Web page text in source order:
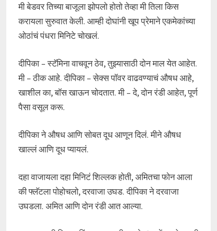
मी बेडवर तिच्या बाजूला झोपलो होतो तेव्हा मी तिला किस
करायला सुरुवात केली. आम्ही दोघांनी खूप प्रेमाने एकमेकांच्या
ओठांचं पंधरा मिनिटे चोखलं.
दीपिका – स्टॅमिना वाचवून ठेव, तुझ्यासाठी दोन माल येत आहेत.
मी – ठीक आहे. दीपिका – सेक्स पॉवर वाढवण्याचं औषध आहे,
खाशील का, बॉस खाऊन चोदतात. मी – दे, दोन रंडी आहेत, पूर्ण
पैसा वसूल करू.
दीपिका ने औषध आणि सोबत दूध आणून दिलं. मीने औषध
खाल्लं आणि दूध प्यायलं.
दहा वाजायला दहा मिनिटं शिल्लक होती, अमितचा फोन आला
की फ्लॅटला पोहोचलो, दरवाजा उघड. दीपिका ने दरवाजा
उघडला. अमित आणि दोन रंडी आत आल्या.